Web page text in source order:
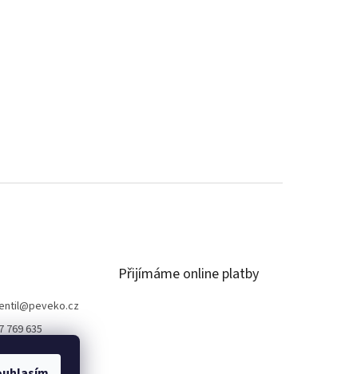
@peveko.cz
769 635
Přijímáme online platby